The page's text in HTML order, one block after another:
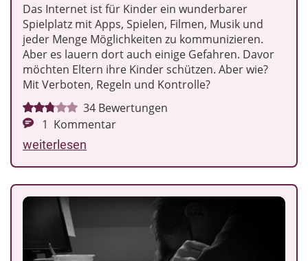
Das Internet ist für Kinder ein wunderbarer
Spielplatz mit Apps, Spielen, Filmen, Musik und
jeder Menge Möglichkeiten zu kommunizieren.
Aber es lauern dort auch einige Gefahren. Davor
möchten Eltern ihre Kinder schützen. Aber wie?
Mit Verboten, Regeln und Kontrolle?
34 Bewertungen
1 Kommentar
weiterlesen